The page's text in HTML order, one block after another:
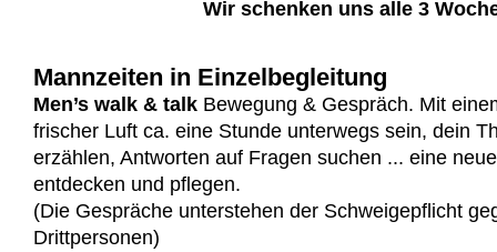
Wir schenken uns alle 3
Mannzeiten in Einzelbegleitung
Men’s walk & talk Bewegung & Gespräch. Mit
frischer Luft ca. eine Stunde unterwegs sein, dein
erzählen, Antworten auf Fragen suchen ... eine
entdecken und pflegen.
(Die Gespräche unterstehen der Schweigepflicht
Drittpersonen)